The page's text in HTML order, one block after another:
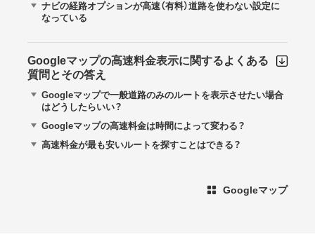
ナビの経路オプションが高速（有料）道路を使わない設定に
なっている
Googleマップの高速料金表示に関するよくある
質問とその答え
Googleマップで一般道路のみのルートを表示させたい場合
はどうしたらいい？
Googleマップの高速料金は時間によって変わる？
高速料金が最も安いルートを探すことはできる？
Googleマップ